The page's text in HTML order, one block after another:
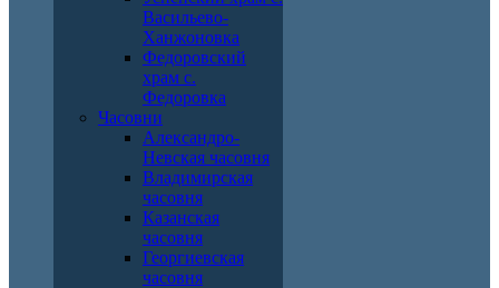
Васильево-
Ханжоновка
Федоровский
храм с.
Федоровка
Часовни
Александро-
Невская часовня
Владимирская
часовня
Казанская
часовня
Георгиевская
часовня